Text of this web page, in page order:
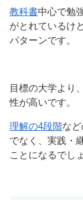
教科書中心で勉
がとれているけ
パターンです。
目標の大学より
性が高いです。
理解の4段階な
でなく、実践・
ことになるでし